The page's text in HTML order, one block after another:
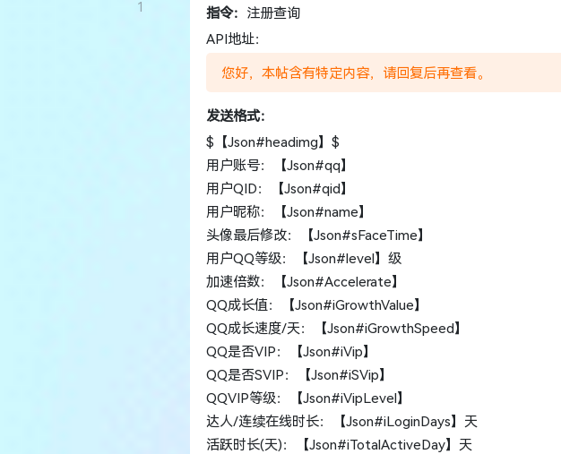
1 指令： 注册查询
API地址：
您好，本帖含有特定内容，请回复后再查看。
发送格式：
$【Json#headimg】$
用户账号：【Json#qq】
用户QID：【Json#qid】
用户昵称：【Json#name】
头像最后修改：【Json#sFaceTime】
用户QQ等级：【Json#level】级
加速倍数：【Json#Accelerate】
QQ成长值：【Json#iGrowthValue】
QQ成长速度/天：【Json#iGrowthSpeed】
QQ是否VIP：【Json#iVip】
QQ是否SVIP：【Json#iSVip】
QQVIP等级：【Json#iVipLevel】
达人/连续在线时长：【Json#iLoginDays】天
活跃时长(天)：【Json#iTotalActiveDay】天